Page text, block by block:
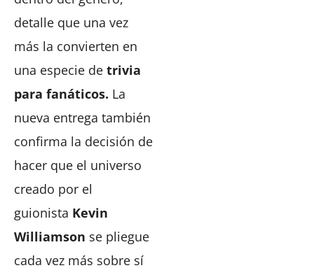
detalle que una vez
más la convierten en
una especie de trivia
para fanáticos. La
nueva entrega también
confirma la decisión de
hacer que el universo
creado por el
guionista Kevin
Williamson se pliegue
cada vez más sobre sí